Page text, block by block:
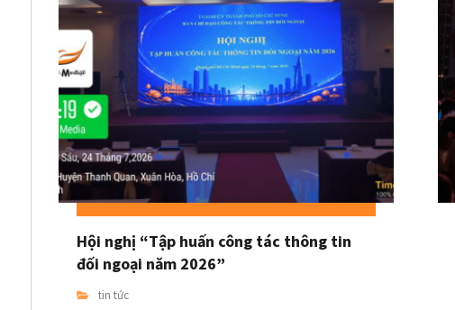
Hội nghị “Tập huấn công tác thông tin
đối ngoại năm 2026”
tin tức